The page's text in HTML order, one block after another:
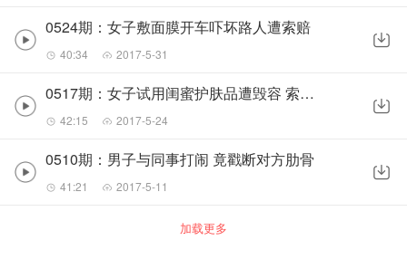
0524期：女子敷面膜开车吓坏路人遭索赔
40:34 2017-5-31
0517期：女子试用闺蜜护肤品遭毁容 索赔遭拒
42:15 2017-5-24
0510期：男子与同事打闹 竟戳断对方肋骨
41:21 2017-5-11
加载更多